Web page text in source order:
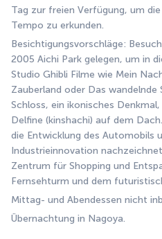
Tag zur freien Verfügung, um
Tempo zu erkunden.
Besichtigungsvorschläge:
2005 Aichi Park gelegen, um in
Studio Ghibli Filme wie Mein
Zauberland oder Das
Schloss, ein ikonisches
Delfine (kinshachi) auf dem
die Entwicklung des Automobils
Industrieinnovation
Zentrum für Shopping und
Fernsehturm und dem
Mittag- und Abendessen nicht
Übernachtung in Nagoya.